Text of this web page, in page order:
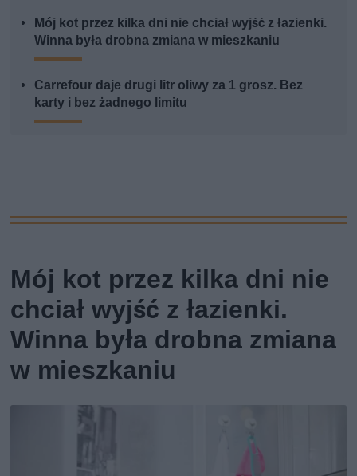
Mój kot przez kilka dni nie chciał wyjść z łazienki.
Winna była drobna zmiana w mieszkaniu
Carrefour daje drugi litr oliwy za 1 grosz. Bez
karty i bez żadnego limitu
Mój kot przez kilka dni nie
chciał wyjść z łazienki.
Winna była drobna zmiana
w mieszkaniu